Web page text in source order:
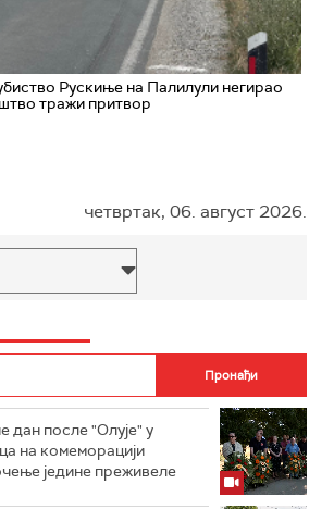
Рускиње на Палилули негирао
тражи притвор
четвртак, 06. август 2026.
дан после "Олује" у
на комеморацији
једине преживеле